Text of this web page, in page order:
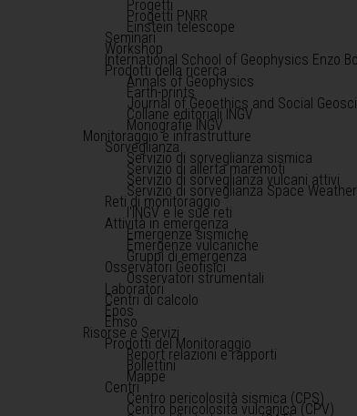
Progetti
Progetti PNRR
Einstein telescope
Seminari
Workshop
International School of Geophysics Enzo
Prodotti della ricerca
Annals of Geophysics
Earth-prints
Journal of Geoethics and Social
Collane editoriali INGV
Monografie INGV
Monitoraggio e infrastrutture
Sorveglianza
Servizio di sorveglianza sismica
Servizio di allerta maremoti
Servizio di sorveglianza vulcani attivi
Servizio di sorveglianza Space Weather
Reti di monitoraggio
l'INGV e le sue reti
Attività in emergenza
Emergenze sismiche
Emergenze vulcaniche
Gruppi di emergenza
Osservatori Geofisici
Osservatori strumentali
Laboratori
Centri di calcolo
Epos
Emso
Risorse e Servizi
Prodotti del Monitoraggio
Report relazioni e rapporti
Bollettini
Mappe
Centri
Centro pericolosità sismica (CPS)
Centro pericolosità vulcanica (CPV)